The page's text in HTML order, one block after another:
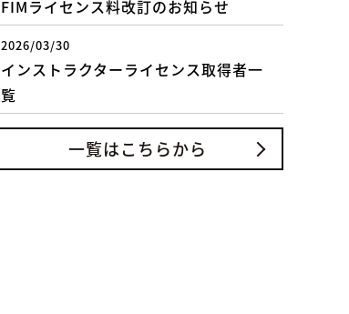
FIMライセンス料改訂のお知らせ
2026/03/30
インストラクターライセンス取得者一
覧
一覧はこちらから